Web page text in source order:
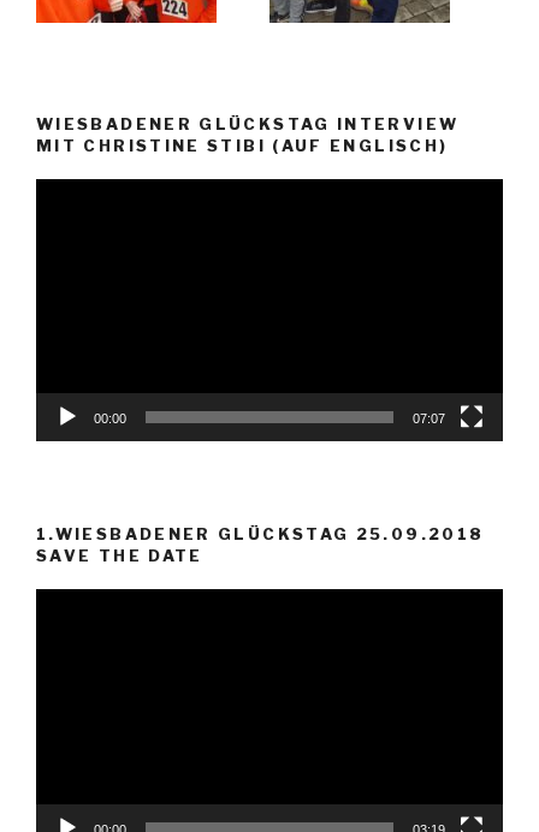
WIESBADENER GLÜCKSTAG INTERVIEW
MIT CHRISTINE STIBI (AUF ENGLISCH)
00:00 07:07
1.WIESBADENER GLÜCKSTAG 25.09.2018
SAVE THE DATE